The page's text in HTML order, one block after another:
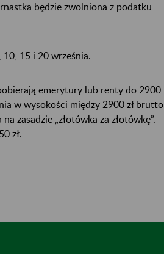
będzie zwolniona z podatku
15 i 20 września.
emerytury lub renty do 2900
w wysokości między 2900 zł brutto
zasadzie „złotówka za złotówkę”.
zł.